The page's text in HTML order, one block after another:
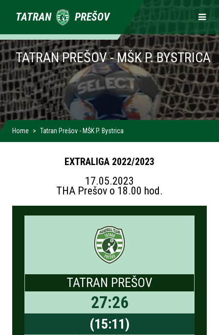
TATRAN PREŠOV
Primárne
odkazy
TATRAN PREŠOV - MŠK P. BYSTRICA
Home Tatran Prešov - MŠK P. Bystrica
EXTRALIGA 2022/2023
17.05.2023
THA Prešov o 18.00 hod.
TATRAN PREŠOV
27:26
(15:11)